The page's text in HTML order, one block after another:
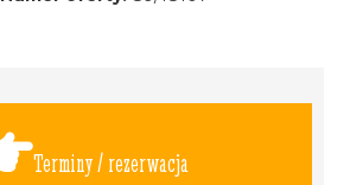
Terminy / rezerwacja